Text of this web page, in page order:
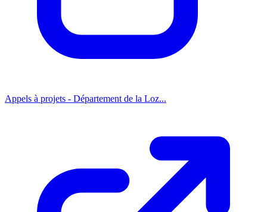
Appels à projets - Département de la Loz...